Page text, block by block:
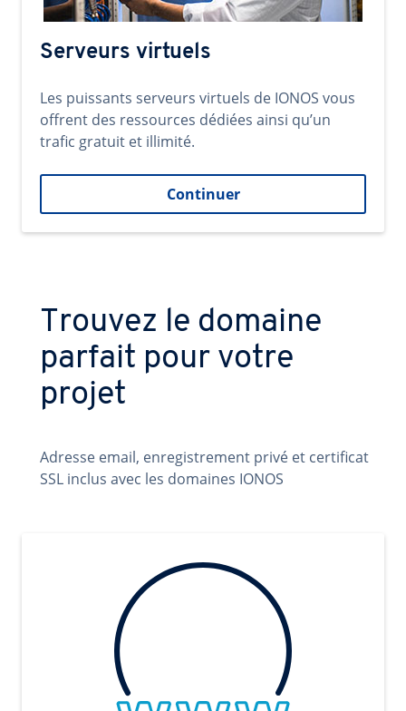
Serveurs virtuels
Les puissants serveurs virtuels de IONOS vous
offrent des ressources dédiées ainsi qu’un
trafic gratuit et illimité.
Continuer
Trouvez le domaine
parfait pour votre
projet
Adresse email, enregistrement privé et certificat
SSL inclus avec les domaines IONOS